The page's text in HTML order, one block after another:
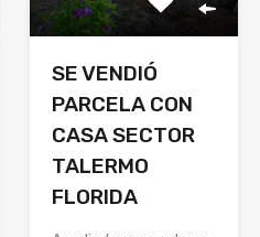
SE VENDIÓ
PARCELA CON
CASA SECTOR
TALERMO
FLORIDA